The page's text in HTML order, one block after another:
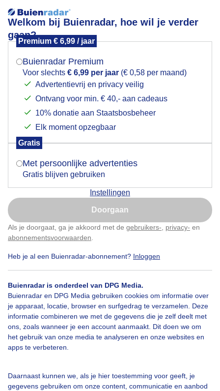
Welkom bij Buienradar, hoe wil je verder
gaan?
Premium € 6,99 / jaar
Buienradar Premium
Voor slechts € 6,99 per jaar (€ 0,58 per maand)
Advertentievrij en privacy veilig
Ontvang voor min. € 40,- aan cadeaus
10% donatie aan Staatsbosbeheer
Elk moment opzegbaar
Gratis
Met persoonlijke advertenties
Gratis blijven gebruiken
Instellingen
Doorgaan
Als je doorgaat, ga je akkoord met de gebruikers- privacy- en
abonnementsvoorwaarden
Heb je al een Buienradar-abonnement? Inloggen
Buienradar is onderdeel van DPG Media.
Buienradar en DPG Media gebruiken cookies om informatie over
je apparaat, locatie, browser en surfgedrag te verzamelen. Deze
informatie combineren we met de gegevens die je zelf deelt met
ons, zoals wanneer je een account aanmaakt. Dit doen we om
het gebruik van onze media te analyseren en onze websites en
apps te verbeteren.
Daarnaast kunnen we, als je hier toestemming voor geeft, je
gegevens gebruiken om onze content, communicatie en aanbod
Wisselend bewolkt en droog met 10 graden bij het
Breda Jazz Festival Breda.
Door: Henk Voermans Gemaakt: 16-05-2026, 119x bekeken
Een moment geduld aub...
Mogen we je locatie gebruiken voor het
Indien je hier nog geen akkoord op hebt gegeven,
verschijnt er zo een pop-up uit je browser waarin
Is goed, toon de popup
Nu niet, misschien later
Klik hierom dit aan te passen